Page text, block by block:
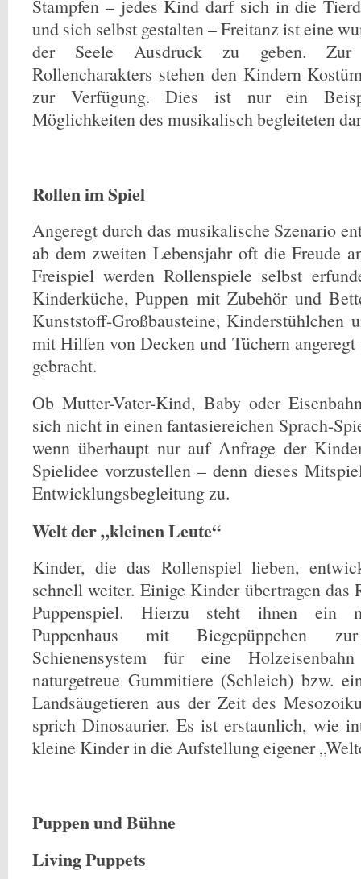
Stampfen – jedes Kind darf sich in die
und sich selbst gestalten – Freitanz ist eine
der Seele Ausdruck zu geben. Zur
Rollencharakters stehen den Kindern
zur Verfügung. Dies ist nur ein
Möglichkeiten des musikalisch begleiteten
Rollen im Spiel
Angeregt durch das musikalische Szenario
ab dem zweiten Lebensjahr oft die Freude
Freispiel werden Rollenspiele selbst
Kinderküche, Puppen mit Zubehör und
Kunststoff-Großbausteine, Kinderstühlchen
mit Hilfen von Decken und Tüchern
gebracht.
Ob Mutter-Vater-Kind, Baby oder
sich nicht in einen fantasiereichen Sprach-
wenn überhaupt nur auf Anfrage der
Spielidee vorzustellen – denn dieses
Entwicklungsbegleitung zu.
Welt der „kleinen Leute“
Kinder, die das Rollenspiel lieben,
schnell weiter. Einige Kinder übertragen das
Puppenspiel. Hierzu steht ihnen ein
Puppenhaus mit Biegepüppchen
Schienensystem für eine
naturgetreue Gummitiere (Schleich) bzw.
Landsäugetieren aus der Zeit des
sprich Dinosaurier. Es ist erstaunlich, wie
kleine Kinder in die Aufstellung eigener
Puppen und Bühne
Living Puppets